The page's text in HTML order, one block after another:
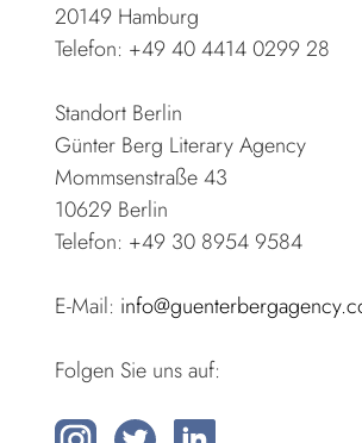
20149 Hamburg
Telefon: +49 40 4414 0299 28
Standort Berlin
Günter Berg Literary Agency
Mommsenstraße 43
10629 Berlin
Telefon: +49 30 8954 9584
E-Mail:
Folgen Sie uns auf: